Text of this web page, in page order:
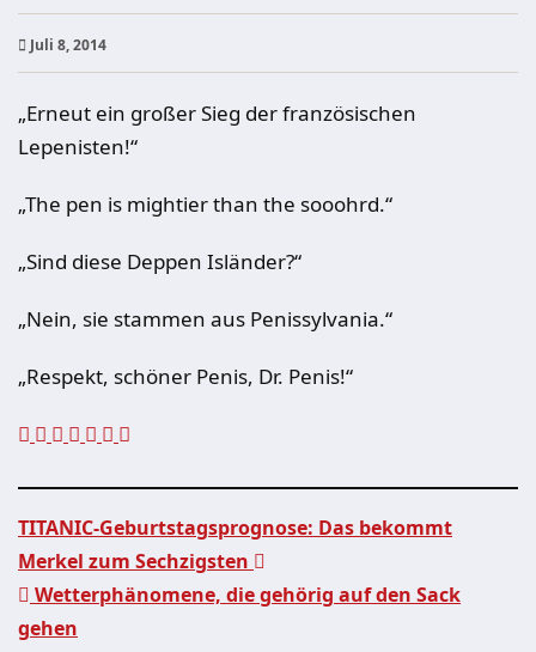
Juli 8, 2014
„Erneut ein großer Sieg der französischen
Lepenisten!“
„The pen is mightier than the sooohrd.“
„Sind diese Deppen Isländer?“
„Nein, sie stammen aus Penissylvania.“
„Respekt, schöner Penis, Dr. Penis!“
Beitragsnavigation
TITANIC-Geburtstagsprognose: Das bekommt
Merkel zum Sechzigsten
Wetterphänomene, die gehörig auf den Sack
gehen